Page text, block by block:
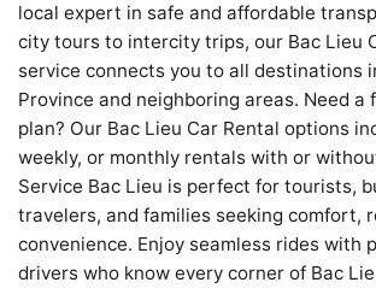
local expert in safe and affordable
city tours to intercity trips, our Bac Lieu
service connects you to all destinations
Province and neighboring areas. Need a
plan? Our Bac Lieu Car Rental options
weekly, or monthly rentals with or
Service Bac Lieu is perfect for tourists,
travelers, and families seeking comfort,
convenience. Enjoy seamless rides with
drivers who know every corner of Bac